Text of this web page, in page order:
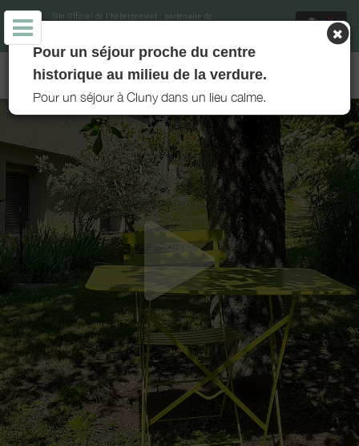
Site Officiel de l'hébergement , partenaire de
MEUBLÉ DE TOURISME L'ARBRISIER ** - CLUNY
Pour un séjour proche du centre
historique au milieu de la verdure.
Pour un séjour à Cluny dans un lieu calme.